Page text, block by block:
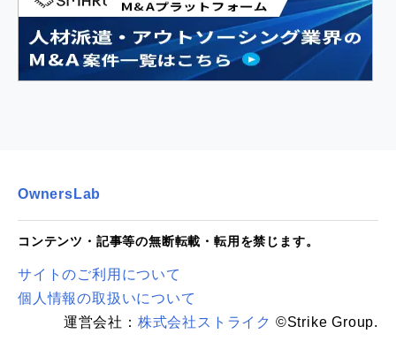
OwnersLab
コンテンツ・記事等の無断転載・転用を禁じます。
サイトのご利用について
個人情報の取扱いについて
運営会社： 株式会社ストライク ©Strike Group.